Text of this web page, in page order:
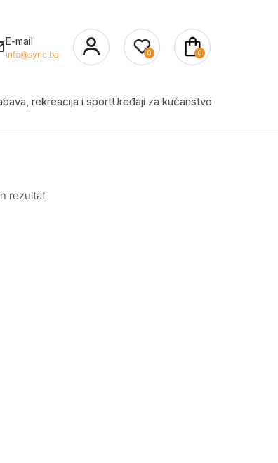
E-mail
info@sync.ba 0 0
rekreacija i sportUređaji za kućanstvo
rezultat